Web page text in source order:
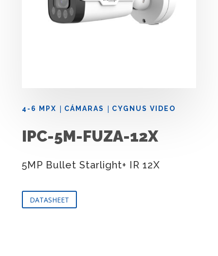
4-6 MPX | CÁMARAS | CYGNUS VIDEO
IPC-5M-FUZA-12X
5MP Bullet Starlight+ IR 12X
DATASHEET